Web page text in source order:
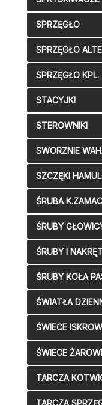
SPRZĘGŁO
SPRZĘGŁO
SPRZĘGŁO KPL.
STACYJKI
STEROWNIKI
SWORZNIE
SZCZĘKI
ŚRUBA
ŚRUBY
ŚRUBY I
ŚRUBY KOŁA
ŚWIATŁA
ŚWIECE
ŚWIECE
TARCZA